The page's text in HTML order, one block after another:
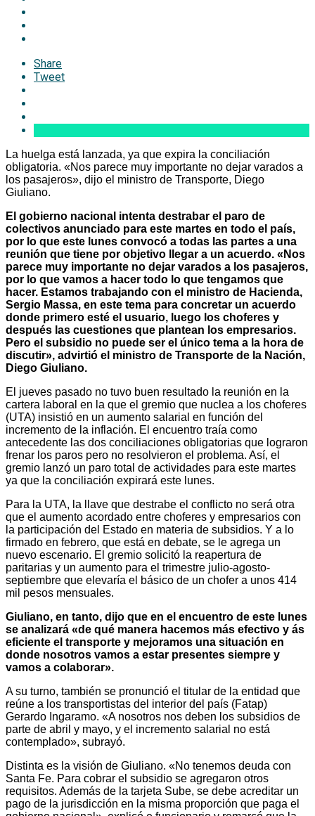
Share
Tweet
La huelga está lanzada, ya que expira la conciliación
obligatoria. «Nos parece muy importante no dejar varados a
los pasajeros», dijo el ministro de Transporte, Diego
Giuliano.
El gobierno nacional intenta destrabar el paro de
colectivos anunciado para este martes en todo el país,
por lo que este lunes convocó a todas las partes a una
reunión que tiene por objetivo llegar a un acuerdo. «Nos
parece muy importante no dejar varados a los pasajeros,
por lo que vamos a hacer todo lo que tengamos que
hacer. Estamos trabajando con el ministro de Hacienda,
Sergio Massa, en este tema para concretar un acuerdo
donde primero esté el usuario, luego los choferes y
después las cuestiones que plantean los empresarios.
Pero el subsidio no puede ser el único tema a la hora de
discutir», advirtió el ministro de Transporte de la Nación,
Diego Giuliano.
El jueves pasado no tuvo buen resultado la reunión en la
cartera laboral en la que el gremio que nuclea a los choferes
(UTA) insistió en un aumento salarial en función del
incremento de la inflación. El encuentro traía como
antecedente las dos conciliaciones obligatorias que lograron
frenar los paros pero no resolvieron el problema. Así, el
gremio lanzó un paro total de actividades para este martes
ya que la conciliación expirará este lunes.
Para la UTA, la llave que destrabe el conflicto no será otra
que el aumento acordado entre choferes y empresarios con
la participación del Estado en materia de subsidios. Y a lo
firmado en febrero, que está en debate, se le agrega un
nuevo escenario. El gremio solicitó la reapertura de
paritarias y un aumento para el trimestre julio-agosto-
septiembre que elevaría el básico de un chofer a unos 414
mil pesos mensuales.
Giuliano, en tanto, dijo que en el encuentro de este lunes
se analizará «de qué manera hacemos más efectivo y ás
eficiente el transporte y mejoramos una situación en
donde nosotros vamos a estar presentes siempre y
vamos a colaborar».
A su turno, también se pronunció el titular de la entidad que
reúne a los transportistas del interior del país (Fatap)
Gerardo Ingaramo. «A nosotros nos deben los subsidios de
parte de abril y mayo, y el incremento salarial no está
contemplado», subrayó.
Distinta es la visión de Giuliano. «No tenemos deuda con
Santa Fe. Para cobrar el subsidio se agregaron otros
requisitos. Además de la tarjeta Sube, se debe acreditar un
pago de la jurisdicción en la misma proporción que paga el